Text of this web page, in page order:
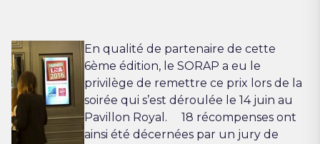
En qualité de partenaire de cette
6ème édition, le SORAP a eu le
privilège de remettre ce prix lors de la
soirée qui s’est déroulée le 14 juin au
Pavillon Royal. 18 récompenses ont
ainsi été décernées par un jury de